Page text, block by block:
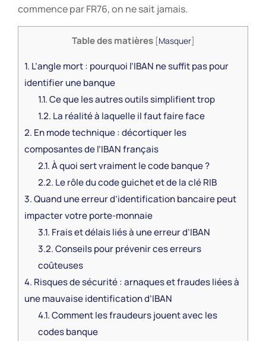
commence par FR76, on ne sait jamais.
Table des matières [Masquer]
1. L’angle mort : pourquoi l’IBAN ne suffit pas pour
identifier une banque
1.1.Ce que les autres outils simplifient trop
1.2. La réalité à laquelle il faut faire face
2. En mode technique : décortiquer les
composantes de l’IBAN français
2.1.À quoi sert vraiment le code banque ?
2.2. Le rôle du code guichet et de la clé RIB
3.Quand une erreur d’identification bancaire peut
impacter votre porte-monnaie
3.1. Frais et délais liés à une erreur d’IBAN
3.2.Conseils pour prévenir ces erreurs
coûteuses
4. Risques de sécurité : arnaques et fraudes liées à
une mauvaise identification d’IBAN
4.1.Comment les fraudeurs jouent avec les
codes banque